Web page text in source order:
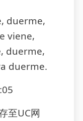
duerme,
viene,
duerme,
duerme.
至UC网